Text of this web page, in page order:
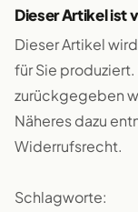
Dieser Artikel ist
Dieser Artikel
für Sie
zurückgegeben
Näheres dazu
Widerrufsrecht.
Schlagworte: